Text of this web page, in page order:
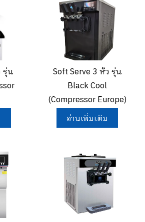
รุ่น
Soft Serve 3 หัว รุ่น
Black Cool
(Compressor Europe)
อ่านเพิ่มเติม